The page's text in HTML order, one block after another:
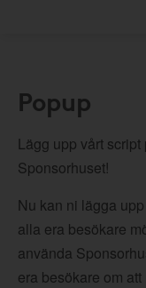
Popup
Lägg upp vårt
Sponsorhuset!
Nu kan ni lägga
alla era besökare
använda
era besökare om